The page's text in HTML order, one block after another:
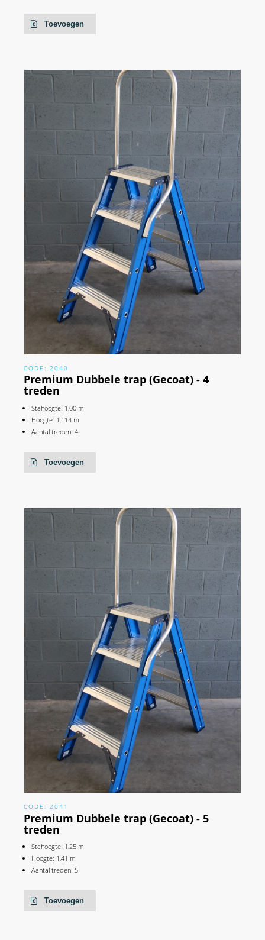
Toevoegen
CODE: 2040
Premium Dubbele trap (Gecoat) - 4
treden
Stahoogte: 1,00 m
Hoogte: 1,114 m
Aantal treden: 4
Toevoegen
CODE: 2041
Premium Dubbele trap (Gecoat) - 5
treden
Stahoogte: 1,25 m
Hoogte: 1,41 m
Aantal treden: 5
Toevoegen